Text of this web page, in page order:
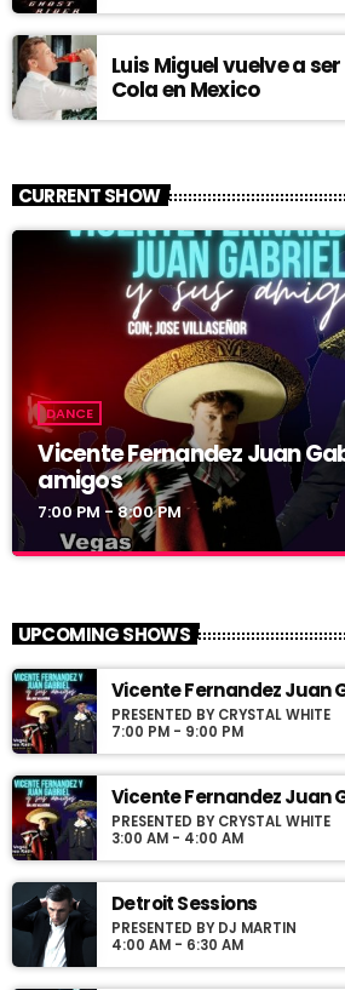
Luis Miguel vuelve a
Cola en Mexico
CURRENT SHOW
DANCE
Vicente Fernandez Juan
amigos
7:00 PM - 8:00 PM
Presented by Crystal White
Programa con los exitos de Vicente
conducido por Jose Villaseñor desde Las
UPCOMING SHOWS
Vicente Fernandez Juan
PRESENTED BY CRYSTAL WHITE
7:00 PM - 9:00 PM
Vicente Fernandez Juan
PRESENTED BY CRYSTAL WHITE
3:00 AM - 4:00 AM
Detroit Sessions
PRESENTED BY DJ MARTIN
4:00 AM - 6:30 AM